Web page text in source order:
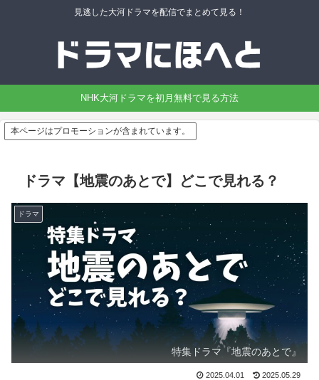
見逃した大河ドラマを配信でまとめて見る！
NHK大河ドラマを初月無料で見る方法
本ページはプロモーションが含まれています。
ドラマ【地震のあとで】どこで見れる？
ドラマ
特集ドラマ『地震のあとで』
2025.04.01 2025.05.29